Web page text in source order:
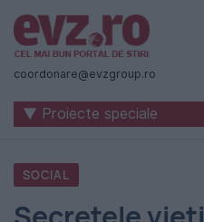
Știri
naționale
internaționale
România
coordonare@evzgroup.ro
▼ Proiecte speciale
SOCIAL